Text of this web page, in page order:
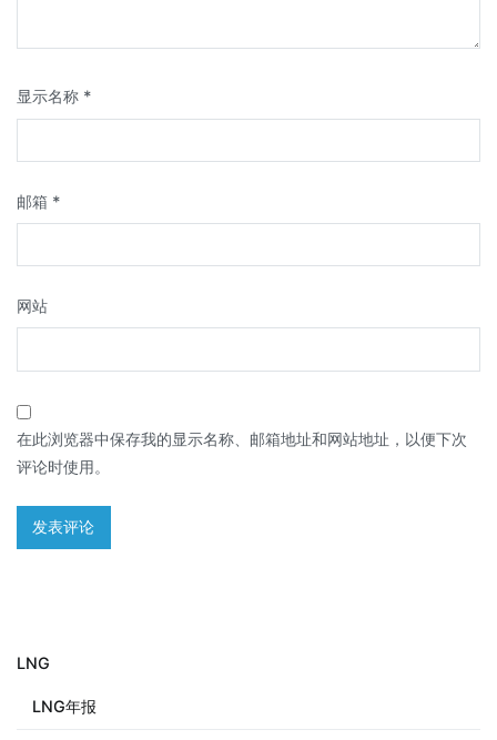
显示名称 *
邮箱 *
网站
在此浏览器中保存我的显示名称、邮箱地址和网站地址，以便下次
评论时使用。
LNG
LNG年报